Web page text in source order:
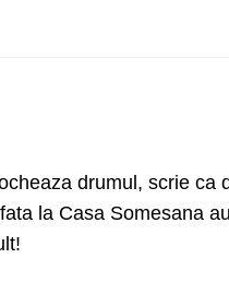
drumul, scrie ca
la Casa Somesana